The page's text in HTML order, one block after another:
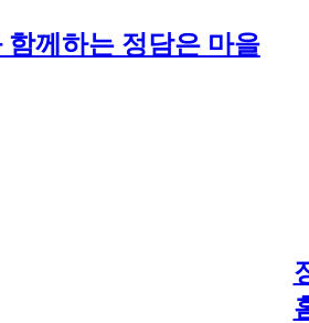
함께하는 정담은 마을